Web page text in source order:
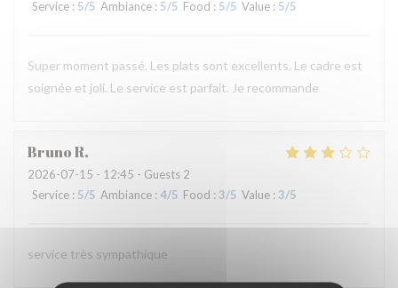
Service : 5/5 Ambiance : 5/5 Food : 5/5 Value : 5/5
Super moment passé. Les plats sont excellents. Le cadre est
soignée et joli. Le service est parfait. Je recommande
BrunoR
2026-07-15 - 12:45 - Guests 2
Service : 5/5 Ambiance : 4/5 Food : 3/5 Value : 3/5
service très sympathique